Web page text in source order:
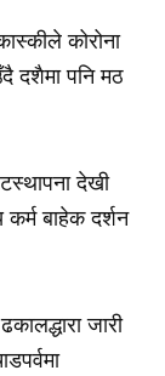
कोरोना
दशैमा पनि मठ
देखी
कर्म बाहेक दर्शन
जारी